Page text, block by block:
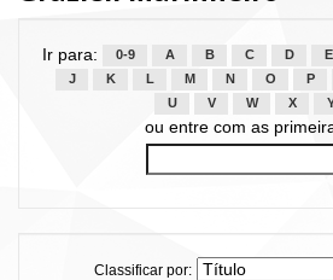
Ir para: 0-9 A B C D E
J
K L M N O P
U
V W X
ou entre com as
Classificar por: